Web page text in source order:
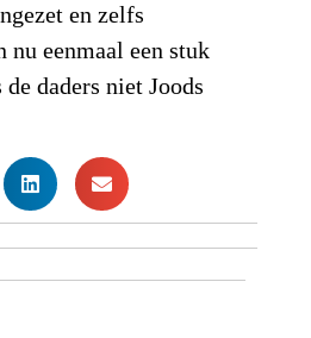
en zelfs
eenmaal een stuk
daders niet Joods